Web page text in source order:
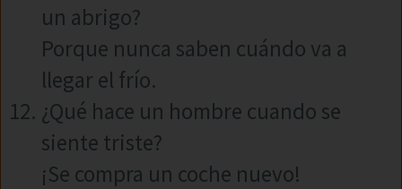
un abrigo?
Porque nunca saben cuándo va a
llegar el frío.
¿Qué hace un hombre cuando se
siente triste?
¡Se compra un coche nuevo!